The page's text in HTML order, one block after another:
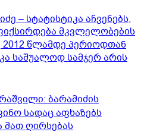
– სტატისტიკა აჩვენებს,
მკვლელობების
2012 წლამდე პერიოდთან
საშუალოდ სამჯერ არის
ბარამიძის
სადაც აფხაზებს
მათ ღირსებას